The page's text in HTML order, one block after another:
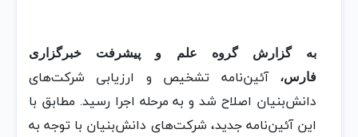
به گزارش گروه علم و پیشرفت خبرگزاری
فارس،
آئین‌نامه تشخیص و ارزیابی شرکت‌های
دانش‌بنیان اصلاح شد و به مرحله اجرا رسید. مطابق با
این آئین‌نامه جدید، شرکت‌های دانش‌بنیان با توجه به